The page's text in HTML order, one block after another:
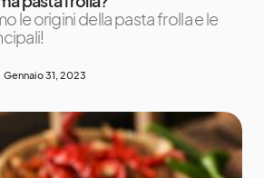
le origini della pasta frolla e le
Gennaio 31, 2023